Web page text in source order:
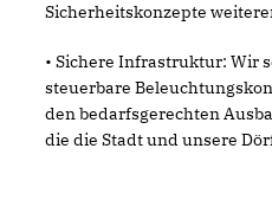
Sicherheitskonzepte
• Sichere Infrastruktur: Wir
steuerbare
den bedarfsgerechten
die die Stadt und unsere